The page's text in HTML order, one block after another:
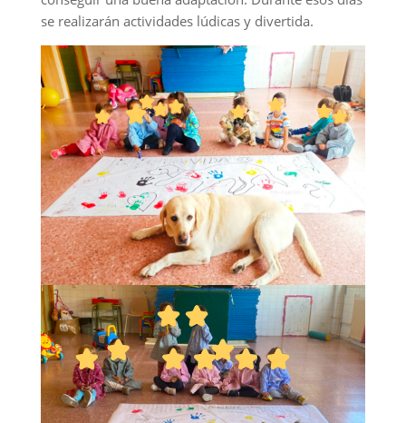
se realizarán actividades lúdicas y divertida.